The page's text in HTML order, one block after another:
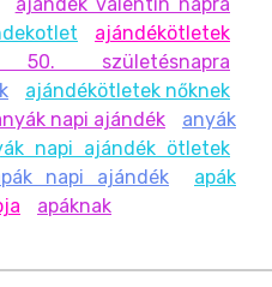
ajándékötletek
születésnapra
ajándékötletek nőknek
napi ajándék
anyák
napi ajándék ötletek
napi ajándék
apák
apáknak